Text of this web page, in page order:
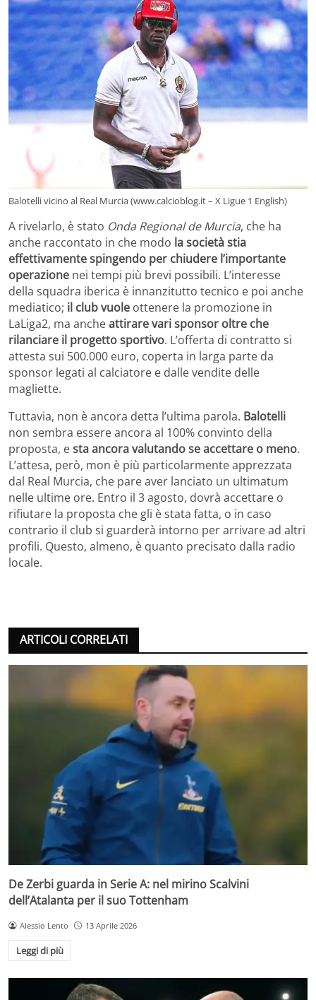
Balotelli vicino al Real Murcia (www.calcioblog.it – X Ligue 1 English)
A rivelarlo, è stato Onda Regional de Murcia, che ha
anche raccontato in che modo la società stia
effettivamente spingendo per chiudere l’importante
operazione nei tempi più brevi possibili. L’interesse
della squadra iberica è innanzitutto tecnico e poi anche
mediatico; il club vuole ottenere la promozione in
LaLiga2, ma ancheattirare vari sponsor oltre che
rilanciare il progetto sportivo. L’offerta di contratto si
attesta sui 500.000 euro, coperta in larga parte da
sponsor legati al calciatore e dalle vendite delle
magliette.
Tuttavia, non è ancora detta l’ultima parola. Balotelli
non sembra essere ancora al 100% convinto della
proposta, esta ancora valutando se accettare o meno.
L’attesa, però, mon è più particolarmente apprezzata
dal Real Murcia, che pare aver lanciato un ultimatum
nelle ultime ore. Entro il 3 agosto, dovrà accettare o
rifiutare la proposta che gli è stata fatta, o in caso
contrario il club si guarderà intorno per arrivare ad altri
profili. Questo, almeno, è quanto precisato dalla radio
locale.
ARTICOLI CORRELATI
De Zerbi guarda in Serie A: nel mirino Scalvini
dell’Atalanta per il suo Tottenham
Alessio Lento 13 Aprile 2026
Leggi di più